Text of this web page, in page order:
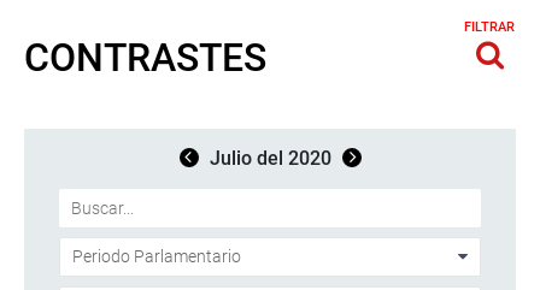
CONTRASTES
FILTRAR
Julio del 2020